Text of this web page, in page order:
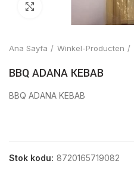
Ana Sayfa Winkel-Producten
BBQ ADANA KEBAB
BBQ ADANA KEBAB
Stok kodu: 8720165719082